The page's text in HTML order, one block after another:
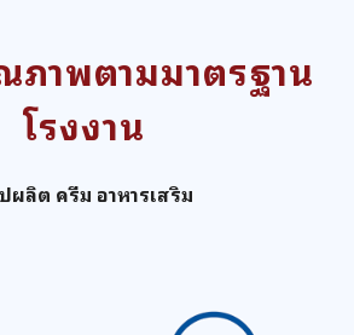
าพตามมาตรฐาน
โรงงาน
ผลิต ครีม อาหารเสริม